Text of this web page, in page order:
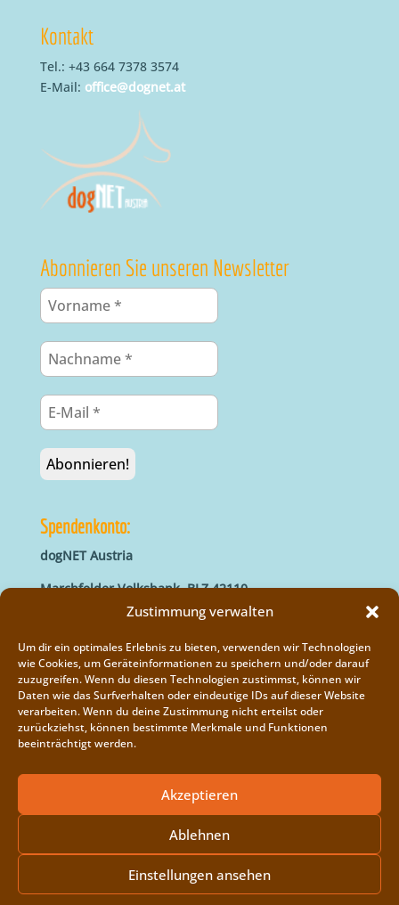
Zustimmung verwalten
Um dir ein optimales Erlebnis zu bieten, verwenden wir Technologien
wie Cookies, um Geräteinformationen zu speichern und/oder darauf
zuzugreifen. Wenn du diesen Technologien zustimmst, können wir
Daten wie das Surfverhalten oder eindeutige IDs auf dieser Website
verarbeiten. Wenn du deine Zustimmung nicht erteilst oder
zurückziehst, können bestimmte Merkmale und Funktionen
beeinträchtigt werden.
Akzeptieren
Ablehnen
Einstellungen ansehen
Kontakt
Tel.: +43 664 7378 3574
E-Mail: office@dognet.at
Abonnieren Sie unseren Newsletter
Spendenkonto:
dogNET Austria
Marchfelder Volksbank, BLZ 42110
IBAN: AT66 4211 0421 5000 0000
Cookie-Richtlinie (EU)